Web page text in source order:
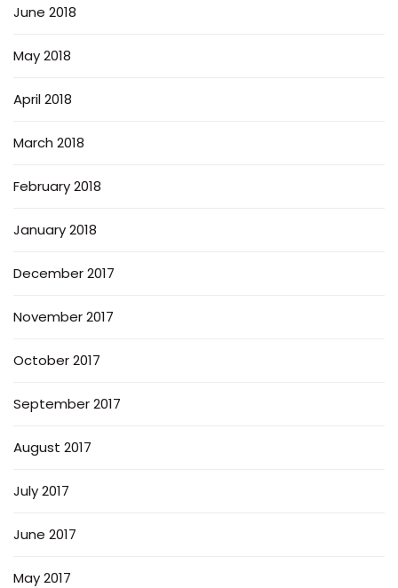
June 2018
May 2018
April 2018
March 2018
February 2018
January 2018
December 2017
November 2017
October 2017
September 2017
August 2017
July 2017
June 2017
May 2017